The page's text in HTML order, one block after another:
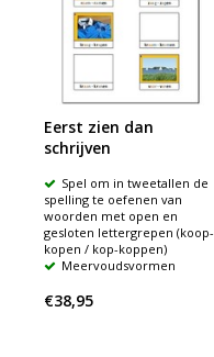
Eerst zien dan
schrijven
Spel om in tweetallen de
spelling te oefenen van
woorden met open en
gesloten lettergrepen (koop-
kopen / kop-koppen)
Meervoudsvormen
€38,95